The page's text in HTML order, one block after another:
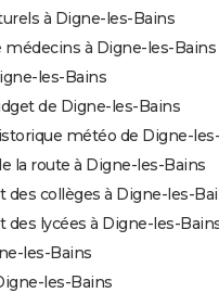
à Digne-les-Bains
à Digne-les-Bains
les-Bains
de Digne-les-Bains
météo de Digne-
la route à Digne-les-Bains
des collèges à Digne-les-
des lycées à Digne-les-
les-Bains
les-Bains